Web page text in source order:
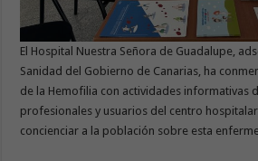
El Hospital Nuestra Señora de Guadalupe,
Sanidad del Gobierno de Canarias, ha
de la Hemofilia con actividades informativas
profesionales y usuarios del centro
concienciar a la población sobre esta